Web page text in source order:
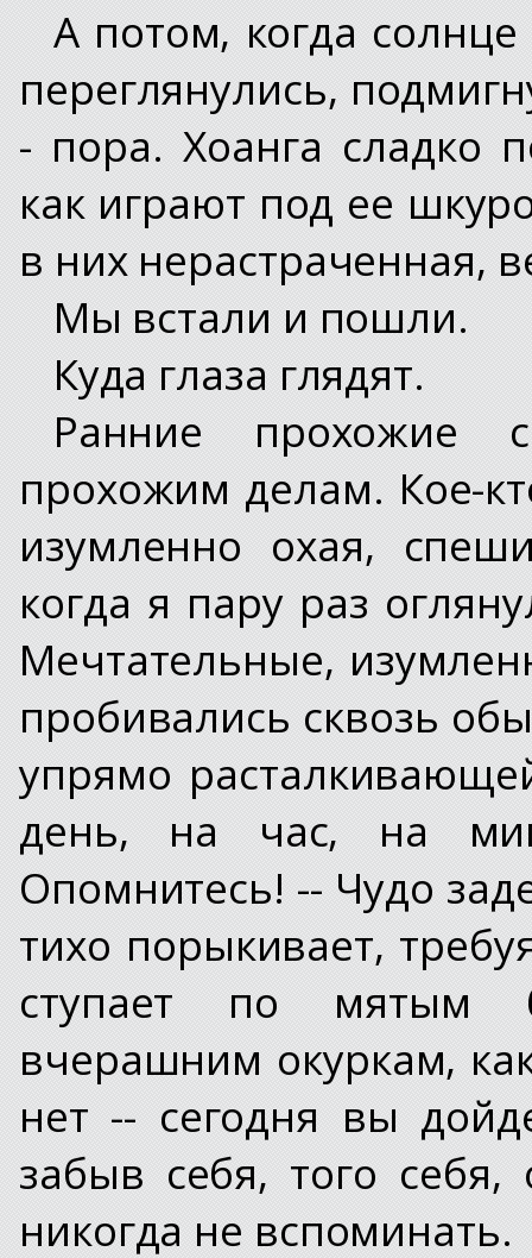
А потом, когда
переглянулись,
- пора. Хоанга сладко
как играют под ее
в них нерастраченная,
Мы встали и пошли.
Куда глаза глядят.
Ранние прохожие
прохожим делам. Кое-
изумленно охая,
когда я пару раз
Мечтательные,
пробивались сквозь
упрямо
день, на час, на
Опомнитесь! -- Чудо
тихо порыкивает,
ступает по мятым
вчерашним окуркам,
нет -- сегодня вы
забыв себя, того
никогда не вспоминать.